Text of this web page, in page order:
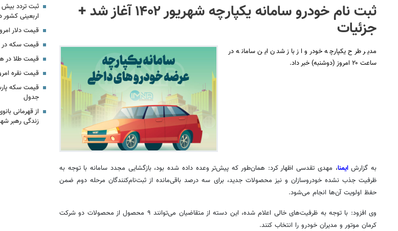
ثبت‌ نام خودرو سامانه یکپارچه شهریور ۱۴۰۲ آغاز شد +
جزئیات
مدیر طرح یکپارچه خودرو از باز شدن این سامانه در
ساعت ۲۰ امروز (دوشنبه) خبر داد.
به گزارشایمنا، مهدی تقدسی اظهار کرد: همان‌طور که پیش‌تر وعده داده شده بود، بازگشایی مجدد سامانه با توجه به
ظرفیت جذب نشده خودروسازان و نیز محصولات جدید، برای سه درصد باقی‌مانده از ثبت‌نام‌کنندگان مرحله دوم ضمن
حفظ اولویت آن‌ها انجام می‌شود.
وی افزود: با توجه به ظرفیت‌های خالی اعلام شده، این دسته از متقاضیان می‌توانند ۹ محصول از محصولات دو شرکت
کرمان موتور و مدیران خودرو را انتخاب کنند.
اربعینی
قیمت دلار امروز؛ جمعه ۱۶
قیمت سکه در
قیمت طلا در
قیمت نقره امروز جمعه ۱۶
جدول
از قهرمانی
زندگی رهبر